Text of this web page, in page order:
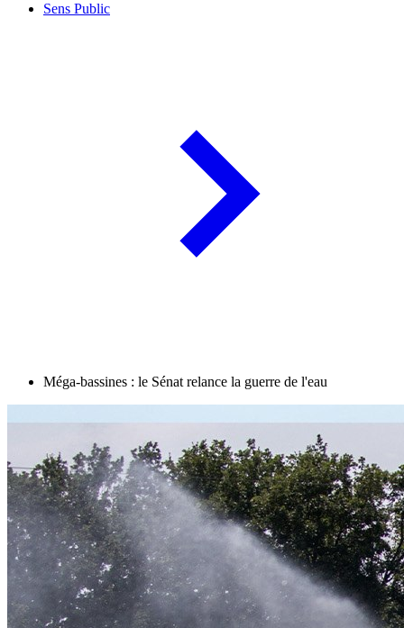
Sens Public
Méga-bassines : le Sénat relance la guerre de l'eau